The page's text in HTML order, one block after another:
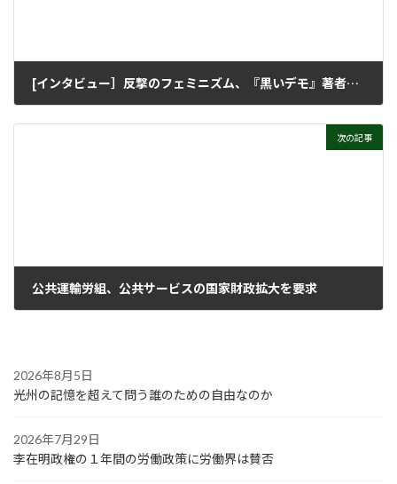
[インタビュー］反撃のフェミニズム、『黒いデモ』著者チョン・ウンヒ
次の記事
公共運輸労組、公共サービスの国家財政拡大を要求
2026年8月5日
光州の記憶を超えて問う誰のための自由なのか
2026年7月29日
李在明政権の１年間の労働政策に労働界は賛否